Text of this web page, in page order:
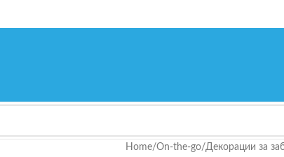
Home/On-the-go/Декорации за